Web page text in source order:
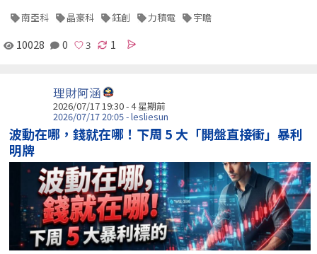
南亞科 晶豪科 鈺創 力積電 宇瞻
10028 0 1
理財阿涵
2026/07/17 19:30 - 4 星期前
2026/07/17 20:05 - lesliesun
波動在哪，錢就在哪！下周 5 大「開盤直接衝」暴利
明牌